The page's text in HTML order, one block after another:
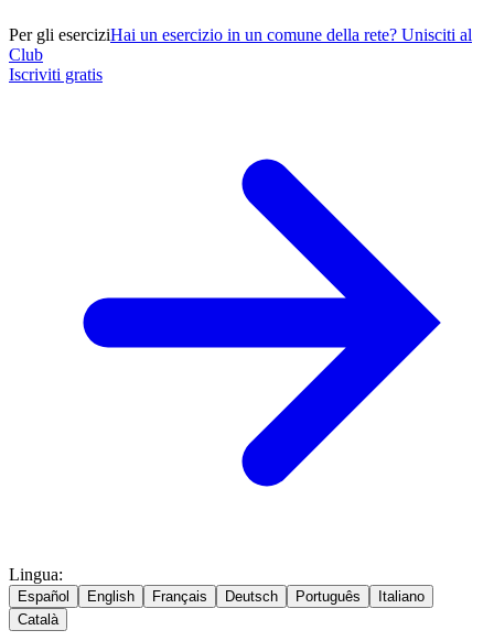
Per gli eserciziHai un esercizio in un comune della rete? Unisciti al
Club
Iscriviti gratis
Lingua:
Español English Français Deutsch Português
Italiano
Català